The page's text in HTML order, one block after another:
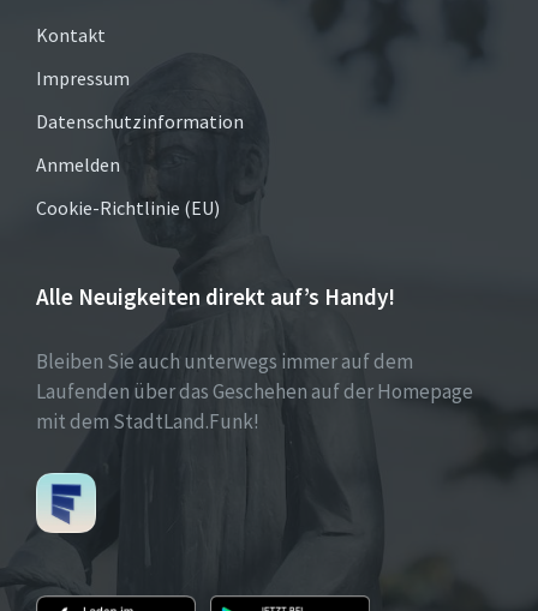
Kontakt
Impressum
Datenschutzinformation
Anmelden
Cookie-Richtlinie (EU)
Alle Neuigkeiten direkt auf’s Handy!
Bleiben Sie auch unterwegs immer auf dem
Laufenden über das Geschehen auf der Homepage
mit dem StadtLand.Funk!